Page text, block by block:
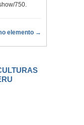
750.
elemento →